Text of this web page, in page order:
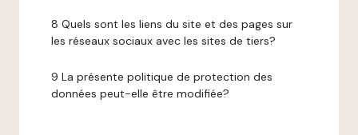
8 Quels sont les liens du site et des pages sur
les réseaux sociaux avec les sites de tiers?
9 La présente politique de protection des
données peut-elle être modifiée?